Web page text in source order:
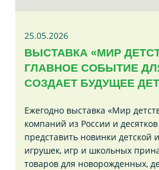
25.05.2026
ВЫСТАВКА «МИР
ГЛАВНОЕ СОБЫТИЕ
СОЗДАЕТ БУДУЩЕЕ
Ежегодно выставка «Мир
компаний из России и
представить новинки детской
игрушек, игр и школьных
товаров для новорожденных,